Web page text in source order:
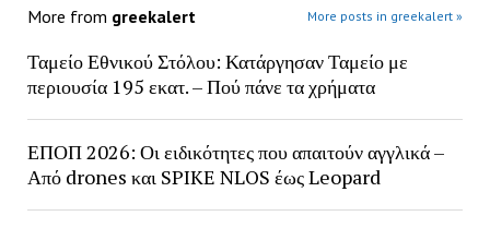
More from greekalert More posts in greekalert »
Ταμείο Εθνικού Στόλου: Κατάργησαν Ταμείο με
περιουσία 195 εκατ. – Πού πάνε τα χρήματα
ΕΠΟΠ 2026: Οι ειδικότητες που απαιτούν αγγλικά –
Από drones και SPIKE NLOS έως Leopard